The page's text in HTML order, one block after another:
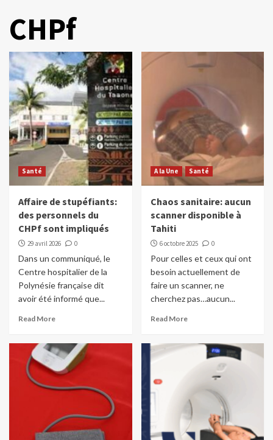
CHPf
Santé
Affaire de stupéfiants:
des personnels du
CHPf sont impliqués
29 avril 2026 0
Dans un communiqué, le
Centre hospitalier de la
Polynésie française dit
avoir été informé que...
Read More
A la Une Santé
Chaos sanitaire: aucun
scanner disponible à
Tahiti
6 octobre 2025 0
Pour celles et ceux qui ont
besoin actuellement de
faire un scanner, ne
cherchez pas…aucun...
Read More